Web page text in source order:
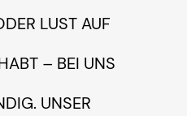
LUST AUF E
– BEI UNS WE
UNSER BU